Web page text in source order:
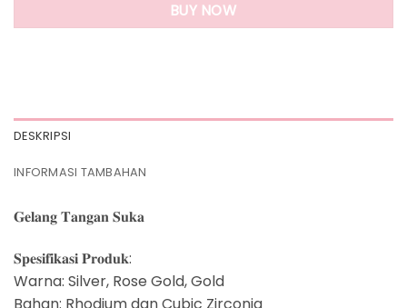
BUY NOW
DESKRIPSI
INFORMASI TAMBAHAN
𝐆𝐞𝐥𝐚𝐧𝐠 𝐓𝐚𝐧𝐠𝐚𝐧 𝐒𝐮𝐤𝐚
𝐒𝐩𝐞𝐬𝐢𝐟𝐢𝐤𝐚𝐬𝐢 𝐏𝐫𝐨𝐝𝐮𝐤:
Warna: Silver, Rose Gold, Gold